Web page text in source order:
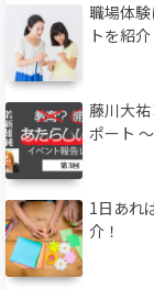
職場体
トを紹介
藤川大
ポート
1日あれ
介！